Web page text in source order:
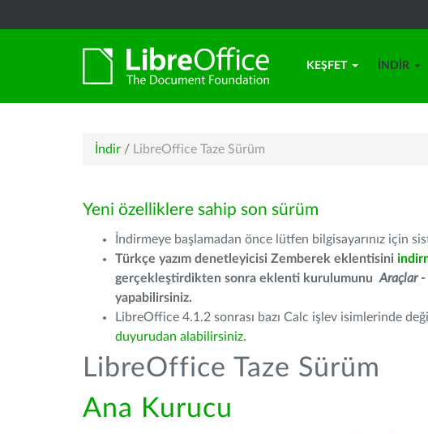
KEŞFET İNDIR
İndir / LibreOffice Taze Sürüm
Yeni özelliklere sahip son sürüm
İndirmeye başlamadan önce lütfen bilgisayarınız için
Türkçe yazım denetleyicisi Zemberek eklentisini
gerçekleştirdikten sonra eklenti kurulumunu Araçlar
yapabilirsiniz.
LibreOffice 4.1.2 sonrası bazı Calc işlev isimlerinde
duyurudan alabilirsiniz.
LibreOffice Taze Sürüm
Ana Kurucu